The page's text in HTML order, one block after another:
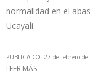
normalidad en el
Ucayali
PUBLICADO: 27 de febrero
LEER MÁS